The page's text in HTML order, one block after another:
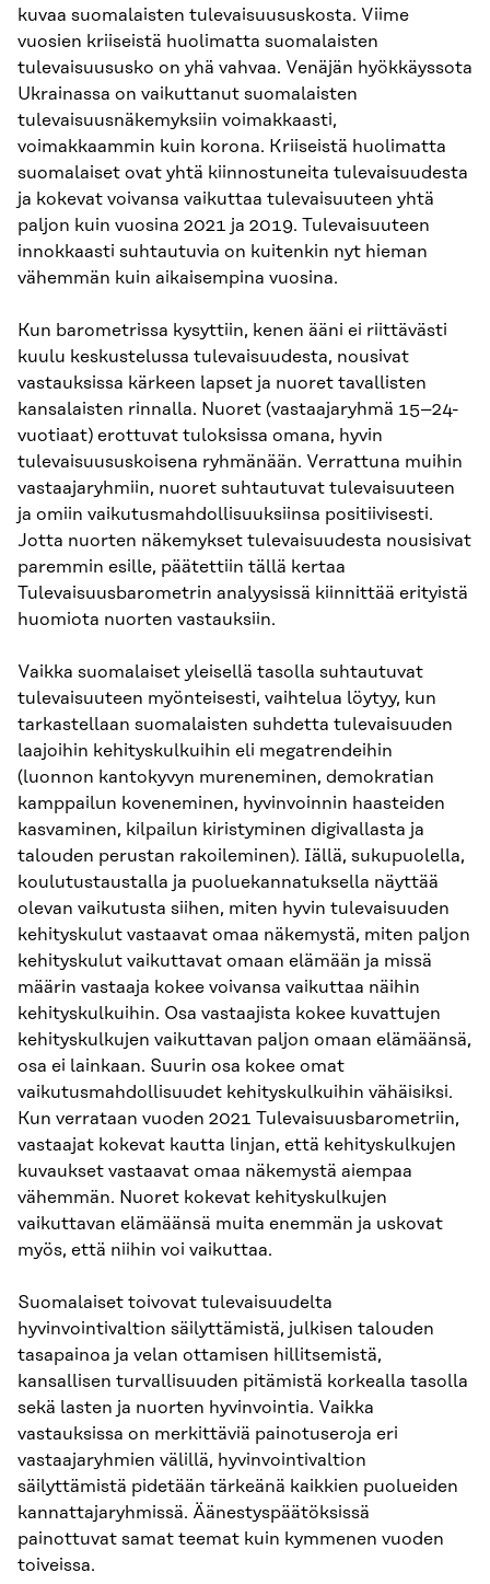
kuvaa suomalaisten tulevaisuususkosta. Viime
vuosien kriiseistä huolimatta suomalaisten
tulevaisuususko on yhä vahvaa. Venäjän hyökkäyssota
Ukrainassa on vaikuttanut suomalaisten
tulevaisuusnäkemyksiin voimakkaasti,
voimakkaammin kuin korona. Kriiseistä huolimatta
suomalaiset ovat yhtä kiinnostuneita tulevaisuudesta
ja kokevat voivansa vaikuttaa tulevaisuuteen yhtä
paljon kuin vuosina 2021 ja 2019. Tulevaisuuteen
innokkaasti suhtautuvia on kuitenkin nyt hieman
vähemmän kuin aikaisempina vuosina.
Kun barometrissa kysyttiin, kenen ääni ei riittävästi
kuulu keskustelussa tulevaisuudesta, nousivat
vastauksissa kärkeen lapset ja nuoret tavallisten
kansalaisten rinnalla. Nuoret (vastaajaryhmä 15–24-
vuotiaat) erottuvat tuloksissa omana, hyvin
tulevaisuususkoisena ryhmänään. Verrattuna muihin
vastaajaryhmiin, nuoret suhtautuvat tulevaisuuteen
ja omiin vaikutusmahdollisuuksiinsa positiivisesti.
Jotta nuorten näkemykset tulevaisuudesta nousisivat
paremmin esille, päätettiin tällä kertaa
Tulevaisuusbarometrin analyysissä kiinnittää erityistä
huomiota nuorten vastauksiin.
Vaikka suomalaiset yleisellä tasolla suhtautuvat
tulevaisuuteen myönteisesti, vaihtelua löytyy, kun
tarkastellaan suomalaisten suhdetta tulevaisuuden
laajoihin kehityskulkuihin eli megatrendeihin
(luonnon kantokyvyn mureneminen, demokratian
kamppailun koveneminen, hyvinvoinnin haasteiden
kasvaminen, kilpailun kiristyminen digivallasta ja
talouden perustan rakoileminen). Iällä, sukupuolella,
koulutustaustalla ja puoluekannatuksella näyttää
olevan vaikutusta siihen, miten hyvin tulevaisuuden
kehityskulut vastaavat omaa näkemystä, miten paljon
kehityskulut vaikuttavat omaan elämään ja missä
määrin vastaaja kokee voivansa vaikuttaa näihin
kehityskulkuihin. Osa vastaajista kokee kuvattujen
kehityskulkujen vaikuttavan paljon omaan elämäänsä,
osa ei lainkaan. Suurin osa kokee omat
vaikutusmahdollisuudet kehityskulkuihin vähäisiksi.
Kun verrataan vuoden 2021 Tulevaisuusbarometriin,
vastaajat kokevat kautta linjan, että kehityskulkujen
kuvaukset vastaavat omaa näkemystä aiempaa
vähemmän. Nuoret kokevat kehityskulkujen
vaikuttavan elämäänsä muita enemmän ja uskovat
myös, että niihin voi vaikuttaa.
Suomalaiset toivovat tulevaisuudelta
hyvinvointivaltion säilyttämistä, julkisen talouden
tasapainoa ja velan ottamisen hillitsemistä,
kansallisen turvallisuuden pitämistä korkealla tasolla
sekä lasten ja nuorten hyvinvointia. Vaikka
vastauksissa on merkittäviä painotuseroja eri
vastaajaryhmien välillä, hyvinvointivaltion
säilyttämistä pidetään tärkeänä kaikkien puolueiden
kannattajaryhmissä. Äänestyspäätöksissä
painottuvat samat teemat kuin kymmenen vuoden
toiveissa.